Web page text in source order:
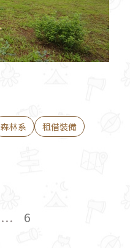
森林系
租借裝備
... 6